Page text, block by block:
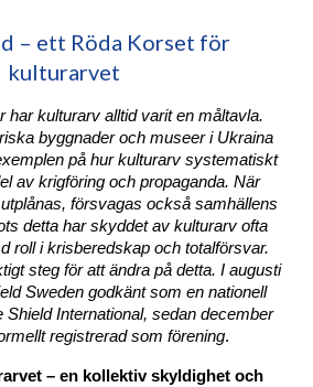
– ett Röda Korset för
kulturarvet
har kulturarv alltid varit en måltavla.
byggnader och museer i Ukraina
på hur kulturarv systematiskt
av krigföring och propaganda. När
försvagas också samhällens
detta har skyddet av kulturarv ofta
roll i krisberedskap och totalförsvar.
steg för att ändra på detta. I augusti
Sweden godkänt som en nationell
International, sedan december
registrerad som förening.
– en kollektiv skyldighet och